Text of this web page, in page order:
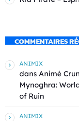
COMMENTAIRES
ANIMIX
dans Animé
Mynoghra:
of Ruin
ANIMIX